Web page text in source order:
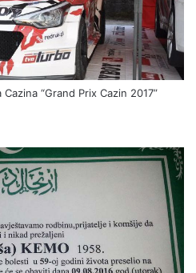
“Grand Prix Cazin 2017”